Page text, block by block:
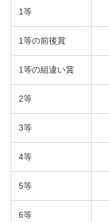
1等
1等の前後賞
1等の組違い賞
2等
3等
4等
5等
6等